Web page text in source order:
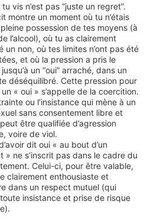
vis n’est pas “juste un regret”.
montre un moment où tu n’étais
possession de tes moyens (à
l’alcool), où tu as clairement
un non, où tes limites n’ont pas été
et où la pression a pris le
un “oui” arraché, dans un
déséquilibré. Cette pression pour
« oui » s’appelle de la coercition.
ou l’insistance qui mène à un
sans consentement libre et
être qualifiée d’agression
voire de viol.
dit oui « au bout d’un
» ne s’inscrit pas dans le cadre du
Celui-ci, pour être valable,
clairement enthousiaste et
dans un respect mutuel (qui
insistance et prise de risque